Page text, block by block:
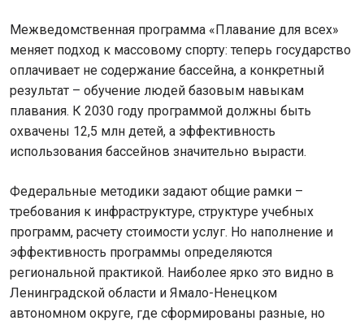
Межведомственная программа «Плавание для всех»
меняет подход к массовому спорту: теперь государство
оплачивает не содержание бассейна, а конкретный
результат – обучение людей базовым навыкам
плавания. К 2030 году программой должны быть
охвачены 12,5 млн детей, а эффективность
использования бассейнов значительно вырасти.
Федеральные методики задают общие рамки –
требования к инфраструктуре, структуре учебных
программ, расчету стоимости услуг. Но наполнение и
эффективность программы определяются
региональной практикой. Наиболее ярко это видно в
Ленинградской области и Ямало-Ненецком
автономном округе, где сформированы разные, но